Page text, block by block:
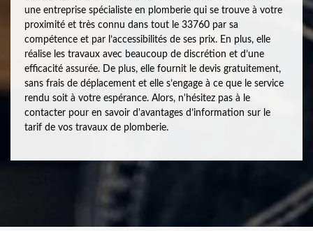
une entreprise spécialiste en plomberie qui se trouve à votre
proximité et très connu dans tout le 33760 par sa
compétence et par l’accessibilités de ses prix. En plus, elle
réalise les travaux avec beaucoup de discrétion et d’une
efficacité assurée. De plus, elle fournit le devis gratuitement,
sans frais de déplacement et elle s’engage à ce que le service
rendu soit à votre espérance. Alors, n'hésitez pas à le
contacter pour en savoir d'avantages d’information sur le
tarif de vos travaux de plomberie.